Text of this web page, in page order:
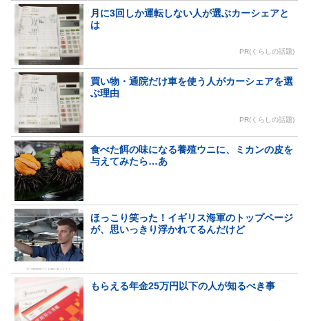
月に3回しか運転しない人が選ぶカーシェアと
は
PR(くらしの話題)
買い物・通院だけ車を使う人がカーシェアを選
ぶ理由
PR(くらしの話題)
食べた餌の味になる養殖ウニに、ミカンの皮を
与えてみたら…あ
ほっこり笑った！イギリス海軍のトップページ
が、思いっきり浮かれてるんだけど
もらえる年金25万円以下の人が知るべき事